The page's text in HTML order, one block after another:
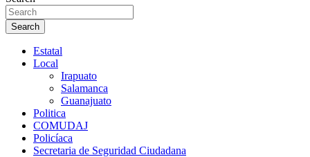
Search
Estatal
Local
Irapuato
Salamanca
Guanajuato
Politica
COMUDAJ
Policíaca
Secretaria de Seguridad Ciudadana